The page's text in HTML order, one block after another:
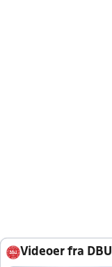
Videoer fra DBU